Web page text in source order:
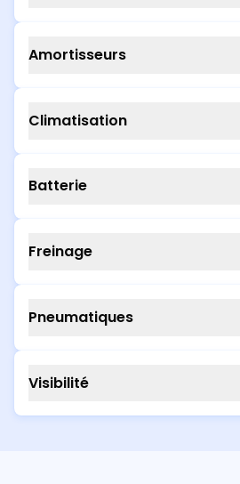
Amortisseurs
Climatisation
Batterie
Freinage
Pneumatiques
Visibilité